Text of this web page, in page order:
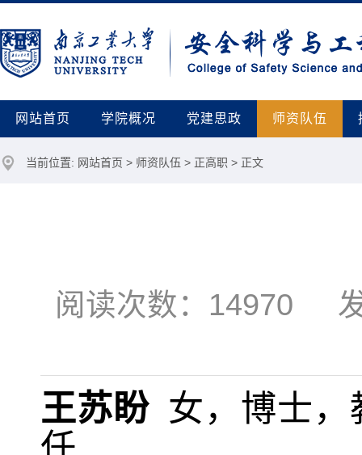
网站首页 学院概况 党建思政 师资队伍
当前位置: 网站首页 > 师资队伍 > 正高职 > 正文
阅读次数： 14970 发
王苏盼 女，博士